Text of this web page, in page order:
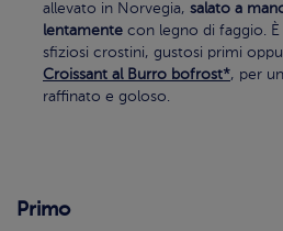
allevato in Norvegia, salato a
lentamente con legno di faggio. È
sfiziosi crostini, gustosi primi
Croissant al Burro bofrost*, per un
raffinato e goloso.
Primo